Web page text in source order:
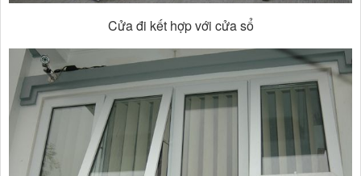
Cửa đi kết hợp với cửa sổ